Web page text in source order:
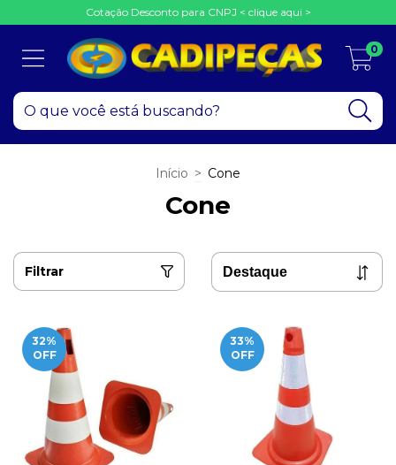
Cotação Desconto para CNPJ < clique aqui >
0
Início > Cone
Cone
Filtrar
32%
OFF
33%
OFF